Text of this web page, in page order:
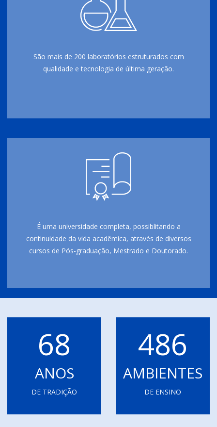
São mais de 200 laboratórios estruturados com
qualidade e tecnologia de última geração.
É uma universidade completa, possiblitando a
continuidade da vida acadêmica, através de diversos
cursos de Pós-graduação, Mestrado e Doutorado.
68
ANOS
DE TRADIÇÃO
486
AMBIENTES
DE ENSINO